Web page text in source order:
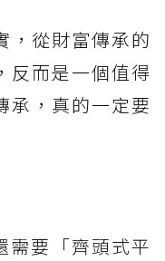
，從財富傳承的
反而是一個值得
承，真的一定要
需要「齊頭式平